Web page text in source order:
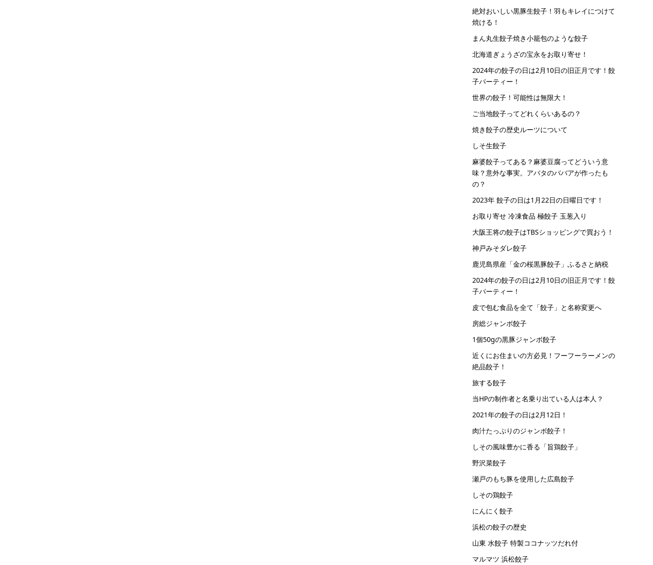
絶対おいしい黒豚生餃子！羽もキレイにつけて
焼ける！
まん丸生餃子焼き小籠包のような餃子
北海道ぎょうざの宝永をお取り寄せ！
2024年の餃子の日は2月10日の旧正月です！餃
子パーティー！
世界の餃子！可能性は無限大！
ご当地餃子ってどれくらいあるの？
焼き餃子の歴史ルーツについて
しそ生餃子
麻婆餃子ってある？麻婆豆腐ってどういう意
味？意外な事実。アバタのババアが作ったも
の？
2023年 餃子の日は1月22日の日曜日です！
お取り寄せ 冷凍食品 極餃子 玉葱入り
大阪王将の餃子はTBSショッピングで買おう！
神戸みそダレ餃子
鹿児島県産「金の桜黒豚餃子」ふるさと納税
2024年の餃子の日は2月10日の旧正月です！餃
子パーティー！
皮で包む食品を全て「餃子」と名称変更へ
房総ジャンボ餃子
1個50gの黒豚ジャンボ餃子
近くにお住まいの方必見！フーフーラーメンの
絶品餃子！
旅する餃子
当HPの制作者と名乗り出ている人は本人？
2021年の餃子の日は2月12日！
肉汁たっぷりのジャンボ餃子！
しその風味豊かに香る「旨鶏餃子」
野沢菜餃子
瀬戸のもち豚を使用した広島餃子
しその鶏餃子
にんにく餃子
浜松の餃子の歴史
山東 水餃子 特製ココナッツだれ付
マルマツ 浜松餃子